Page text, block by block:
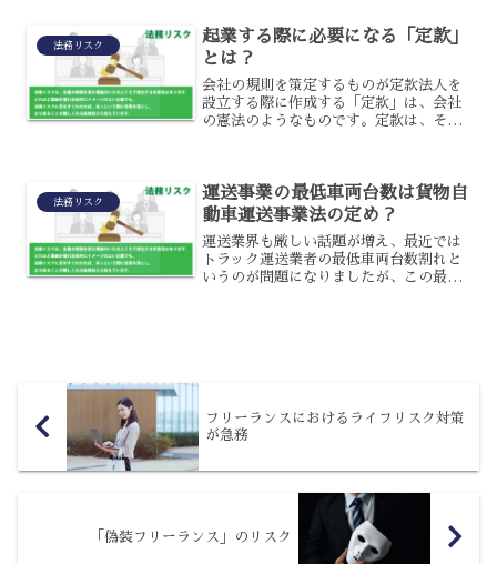
判手続特例法について解説...
法務リスク
起業する際に必要になる「定款」
とは？
会社の規則を策定するものが定款法人を
設立する際に作成する「定款」は、会社
の憲法のようなものです。定款は、その
とは、設立する会社にとっ...
法務リスク
運送事業の最低車両台数は貨物自
動車運送事業法の定め？
運送業界も厳しい話題が増え、最近では
トラック運送業者の最低車両台数割れと
いうのが問題になりましたが、この最低
フリーランスにおけるライフリスク対策
が急務
「偽装フリーランス」のリスク